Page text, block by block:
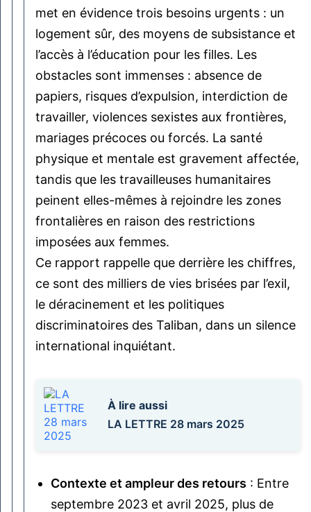
met en évidence trois besoins urgents : un
logement sûr, des moyens de subsistance et
l’accès à l’éducation pour les filles. Les
obstacles sont immenses : absence de
papiers, risques d’expulsion, interdiction de
travailler, violences sexistes aux frontières,
mariages précoces ou forcés. La santé
physique et mentale est gravement affectée,
tandis que les travailleuses humanitaires
peinent elles-mêmes à rejoindre les zones
frontalières en raison des restrictions
imposées aux femmes.
Ce rapport rappelle que derrière les chiffres,
ce sont des milliers de vies brisées par l’exil,
le déracinement et les politiques
discriminatoires des Taliban, dans un silence
international inquiétant.
À lire aussi
LA LETTRE 28 mars 2025
Contexte et ampleur des retours : Entre
septembre 2023 et avril 2025, plus de